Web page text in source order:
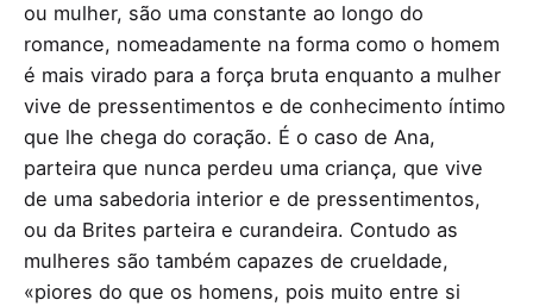
ou mulher, são uma constante ao longo do
romance, nomeadamente na forma como o homem
é mais virado para a força bruta enquanto a mulher
vive de pressentimentos e de conhecimento íntimo
que lhe chega do coração. É o caso de Ana,
parteira que nunca perdeu uma criança, que vive
de uma sabedoria interior e de pressentimentos,
ou da Brites parteira e curandeira. Contudo as
mulheres são também capazes de crueldade,
«piores do que os homens, pois muito entre si